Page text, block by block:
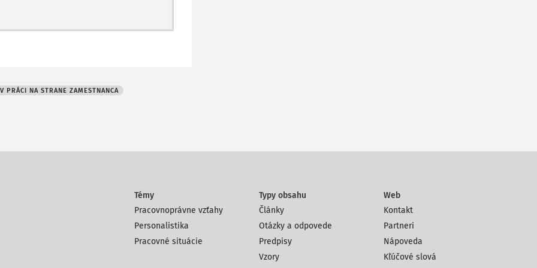
PRÁCI NA STRANE ZAMESTNANCA
Témy
Pracovnoprávne vzťahy
Personalistika
Pracovné situácie
Typy obsahu
Články
Otázky a odpovede
Predpisy
Vzory
Web
Kontakt
Partneri
Nápoveda
Kľúčové slová